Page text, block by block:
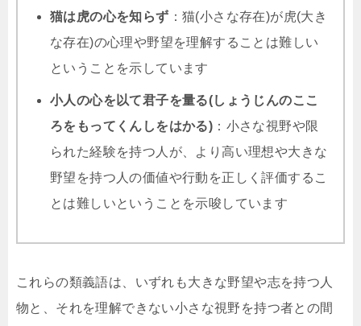
猫は虎の心を知らず ：猫(小さな存在)が虎(大き
な存在)の心理や野望を理解することは難しい
ということを示しています
小人の心を以て君子を量る(しょうじんのここ
ろをもってくんしをはかる) ：小さな視野や限
られた経験を持つ人が、より高い理想や大きな
野望を持つ人の価値や行動を正しく評価するこ
とは難しいということを示唆しています
これらの類義語は、いずれも大きな野望や志を持つ人
物と、それを理解できない小さな視野を持つ者との間